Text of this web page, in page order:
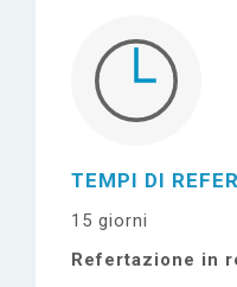
TEMPI DI
15 giorni
Refertazione in